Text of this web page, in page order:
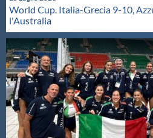
World Cup. Italia-Grecia 9-10,
l'Australia